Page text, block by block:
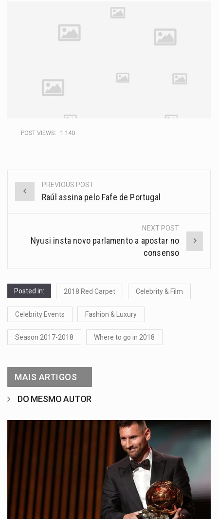
POST VIEWS: 1.140
PREVIOUS POST
Raúl assina pelo Fafe de Portugal
NEXT POST
Nyusi insta novo parlamento a apostar no
consenso
Posted in: 2018 Red Carpet Celebrity & Film
Celebrity Events Fashion & Luxury
Season 2017-2018 Where to go in 2018
MAIS ARTIGOS
DO MESMO AUTOR